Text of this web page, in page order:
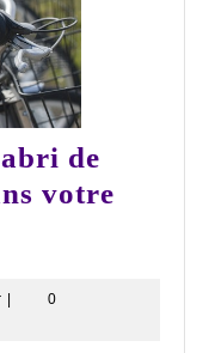
de
votre
kann-
|
0